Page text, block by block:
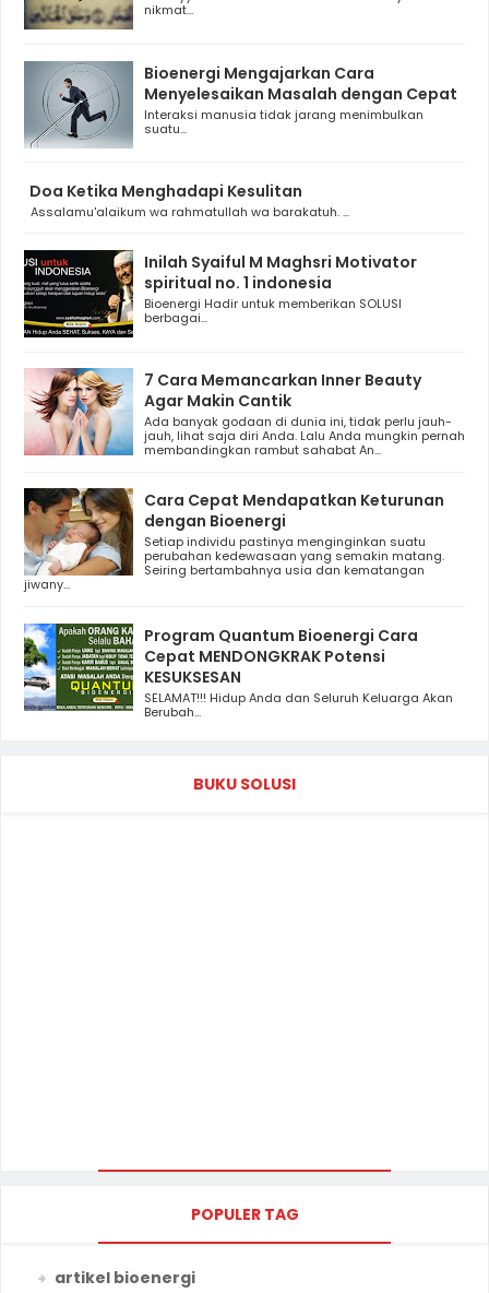
nikmat...
Bioenergi Mengajarkan Cara
Menyelesaikan Masalah dengan Cepat
Interaksi manusia tidak jarang menimbulkan
suatu...
Doa Ketika Menghadapi Kesulitan
Assalamu'alaikum wa rahmatullah wa barakatuh. ...
Inilah Syaiful M Maghsri Motivator
spiritual no. 1 indonesia
Bioenergi Hadir untuk memberikan SOLUSI
berbagai...
7 Cara Memancarkan Inner Beauty
Agar Makin Cantik
Ada banyak godaan di dunia ini, tidak perlu jauh-
jauh, lihat saja diri Anda. Lalu Anda mungkin pernah
membandingkan rambut sahabat An...
Cara Cepat Mendapatkan Keturunan
dengan Bioenergi
Setiap individu pastinya menginginkan suatu
perubahan kedewasaan yang semakin matang.
Seiring bertambahnya usia dan kematangan
jiwany...
Program Quantum Bioenergi Cara
Cepat MENDONGKRAK Potensi
KESUKSESAN
SELAMAT!!! Hidup Anda dan Seluruh Keluarga Akan
Berubah...
BUKU SOLUSI
POPULER TAG
artikel bioenergi